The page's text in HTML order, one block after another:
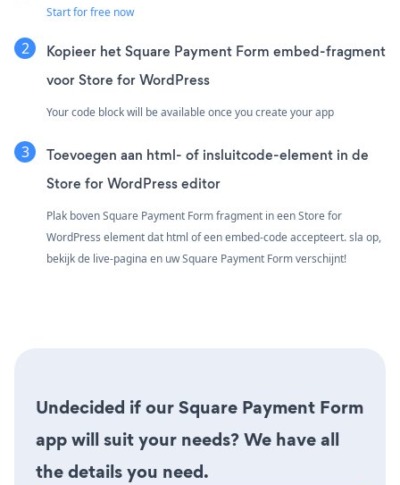
Start for free now
Kopieer het Square Payment Form embed-fragment
voor Store for WordPress
Your code block will be available once you create your app
Toevoegen aan html- of insluitcode-element in de
Store for WordPress editor
Plak boven Square Payment Form fragment in een Store for
WordPress element dat html of een embed-code accepteert. sla op,
bekijk de live-pagina en uw Square Payment Form verschijnt!
Undecided if our Square Payment Form
app will suit your needs? We have all
the details you need.